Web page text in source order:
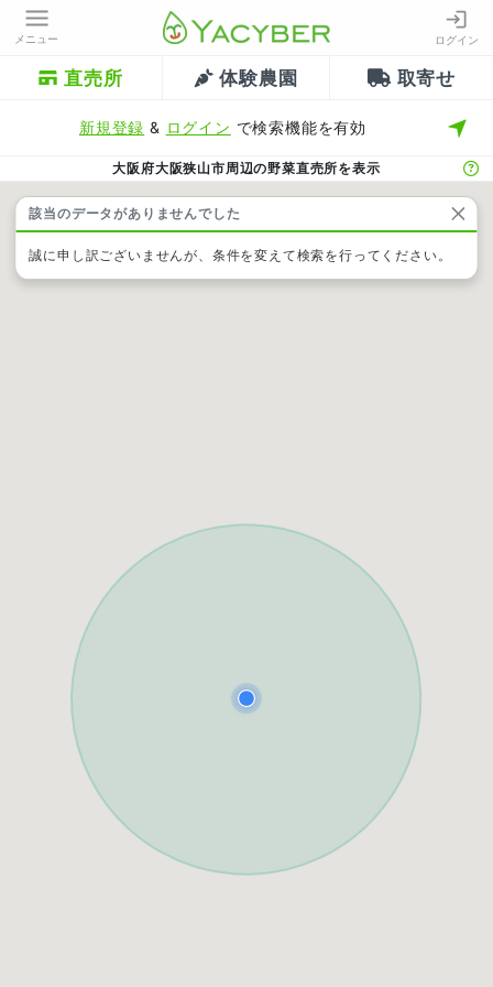
メニュー ログイン
直売所 体験農園 取寄せ
新規登録 & ログイン で検索機能を有効
大阪府大阪狭山市周辺の野菜直売所を表示
該当のデータがありませんでした
誠に申し訳ございませんが、条件を変えて検索を行ってください。